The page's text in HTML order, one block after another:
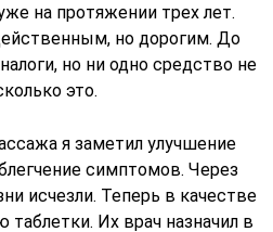
на протяжении трех лет.
но дорогим. До
но ни одно средство не
это.
я заметил улучшение
симптомов. Через
исчезли. Теперь в качестве
Их врач назначил в